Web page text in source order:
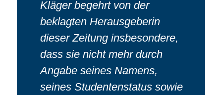
Kläger begehrt von der
beklagten Herausgeberin
dieser Zeitung insbesondere,
dass sie nicht mehr durch
Angabe seines Namens,
seines Studentenstatus sowie